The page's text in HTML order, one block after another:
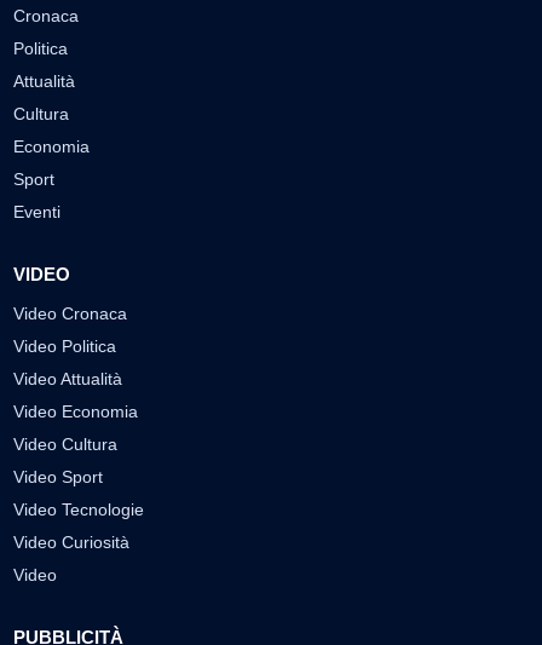
Cronaca
Politica
Attualità
Cultura
Economia
Sport
Eventi
VIDEO
Video Cronaca
Video Politica
Video Attualità
Video Economia
Video Cultura
Video Sport
Video Tecnologie
Video Curiosità
Video
PUBBLICITÀ